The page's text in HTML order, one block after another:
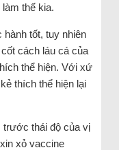
thế kia.
tốt, tuy nhiên
cách láu cá của
thể hiện. Với xứ
thích thể hiện lại
trước thái độ của vị
xỏ vaccine